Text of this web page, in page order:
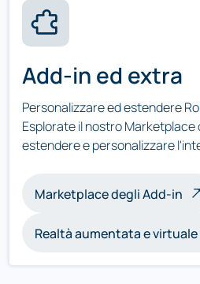
Add-in ed extra
Personalizzare ed estendere
Esplorate il nostro Marketplace
estendere e personalizzare
Marketplace degli Add-in
Realtà aumentata e virtuale